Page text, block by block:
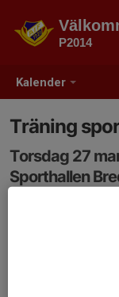
Kalender
P2014
Träning
Torsdag 27
Sporthallen